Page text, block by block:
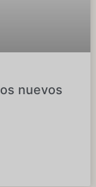
nuevos